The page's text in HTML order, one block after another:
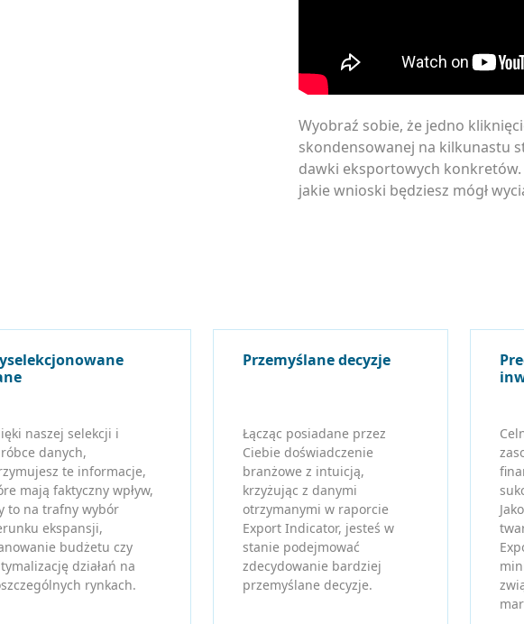
Wyobraź sobie, że jedno
skondensowanej na kilkunastu
dawki eksportowych konkretów.
jakie wnioski będziesz mógł
naszej selekcji i
danych,
te informacje,
mają faktyczny wpływ,
to na trafny wybór
ekspansji,
budżetu czy
działań na
rynkach.
Przemyślane decyzje
Łącząc posiadane przez
Ciebie doświadczenie
branżowe z intuicją,
krzyżując z danymi
otrzymanymi w raporcie
Export Indicator, jesteś w
stanie podejmować
zdecydowanie bardziej
przemyślane decyzje.